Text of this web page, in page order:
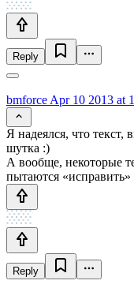
Reply
bmforce Apr 10 2013 at
Я надеялся, что
шутка :)
А вообще, некоторые
пытаются
Reply